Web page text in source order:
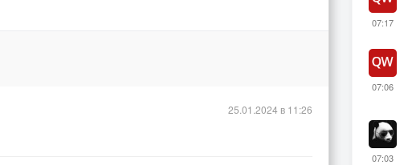
25.01.2024 в 11:26
07:17
07:06
07:03